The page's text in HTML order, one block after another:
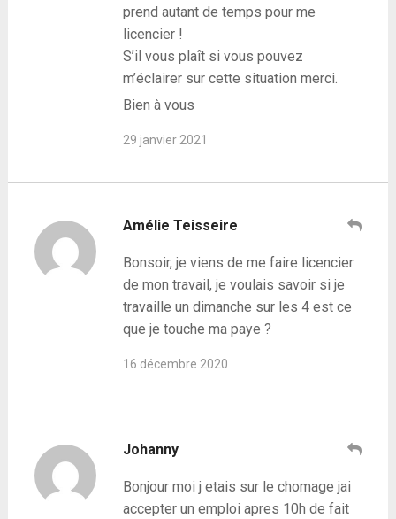
prend autant de temps pour me
licencier !
S’il vous plaît si vous pouvez
m’éclairer sur cette situation merci.
Bien à vous
29 janvier 2021
Amélie Teisseire
Bonsoir, je viens de me faire licencier
de mon travail, je voulais savoir si je
travaille un dimanche sur les 4 est ce
que je touche ma paye ?
16 décembre 2020
Johanny
Bonjour moi j etais sur le chomage jai
accepter un emploi apres 10h de fait